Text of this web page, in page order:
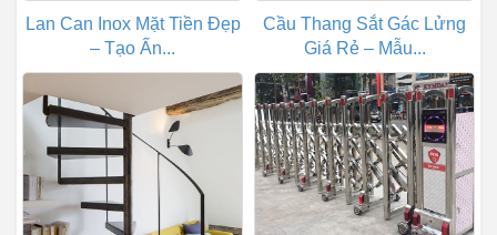
Lan Can Inox Mặt Tiền Đẹp
– Tạo Ấn...
Cầu Thang Sắt Gác Lửng
Giá Rẻ – Mẫu...